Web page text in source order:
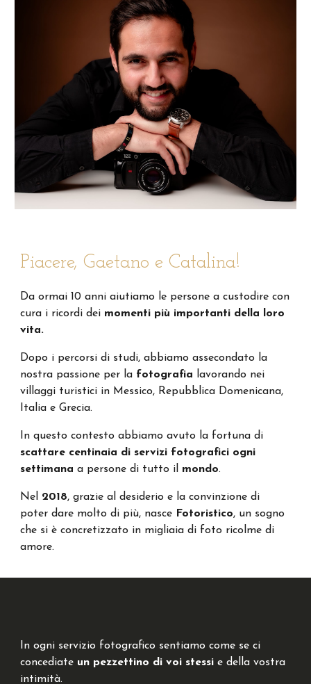
Piacere, Gaetano e Catalina!
Da ormai 10 anni aiutiamo le persone a custodire con
cura i ricordi dei momenti più importanti della loro
vita.
Dopo i percorsi di studi,abbiamoassecondato la
nostra passione per la fotografia lavorando nei
villaggi turistici in Messico, Repubblica Domenicana,
Italia e Grecia.
In questo contestoabbiamoavuto la fortuna di
scattare centinaia di servizi fotografici ogni
settimana a persone di tutto il mondo.
Nel 2018, grazie al desiderio e la convinzione di
poter dare molto di più, nasce Fotoristico, un sogno
che si è concretizzato in migliaia di foto ricolme di
amore.
In ogni servizio fotografico sentiamo come se ci
concediate un pezzettino di voi stessi e della vostra
intimità.